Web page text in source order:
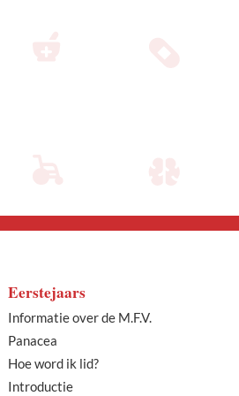
Eerstejaars
Informatie over de M.F.V.
Panacea
Hoe word ik lid?
Introductie